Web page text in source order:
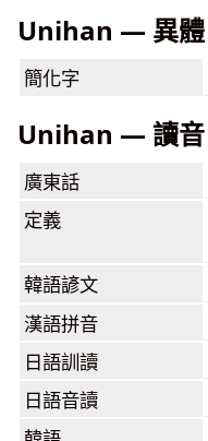
Unihan — 異體
簡化字
Unihan — 讀音
廣東話
定義
韓語諺文
漢語拼音
日語訓讀
日語音讀